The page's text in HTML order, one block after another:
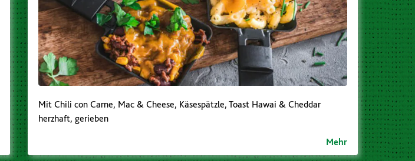
Mit Chili con Carne, Mac & Cheese, Käsespätzle, Toast Hawai & Cheddar
herzhaft, gerieben
Mehr